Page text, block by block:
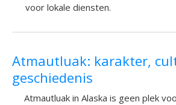
voor lokale diensten.
Atmautluak: karakter,
geschiedenis
Atmautluak in Alaska is geen plek